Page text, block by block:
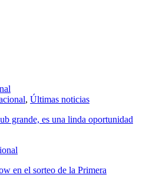
, Últimas noticias
grande, es una linda oportunidad
en el sorteo de la Primera